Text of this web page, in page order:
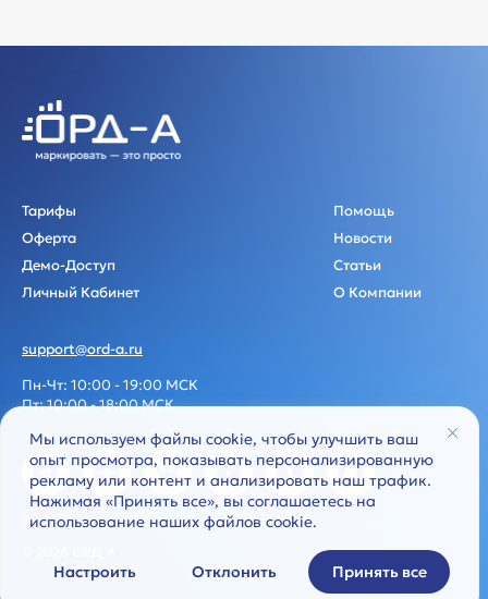
Мы используем файлы cookie, чтобы улучшить ваш
опыт просмотра, показывать персонализированную
рекламу или контент и анализировать наш трафик.
Нажимая «Принять все», вы соглашаетесь на
использование наших файлов cookie.
Настроить Отклонить Принять все
Тарифы
Оферта
Демо-Доступ
Личный Кабинет
Помощь
Новости
Статьи
О Компании
support@ord-a.ru
Пн-Чт: 10:00 - 19:00 МСК
Пт: 10:00 - 18:00 МСК
Политика обработки персональных данных